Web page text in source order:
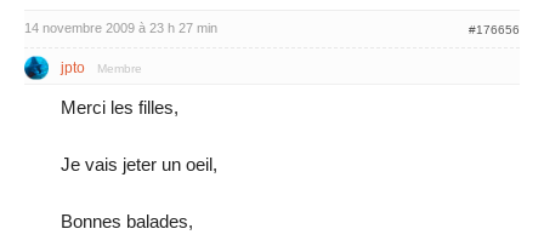
14 novembre 2009 à 23 h 27 min #176656
jpto Membre
Merci les filles,
Je vais jeter un oeil,
Bonnes balades,